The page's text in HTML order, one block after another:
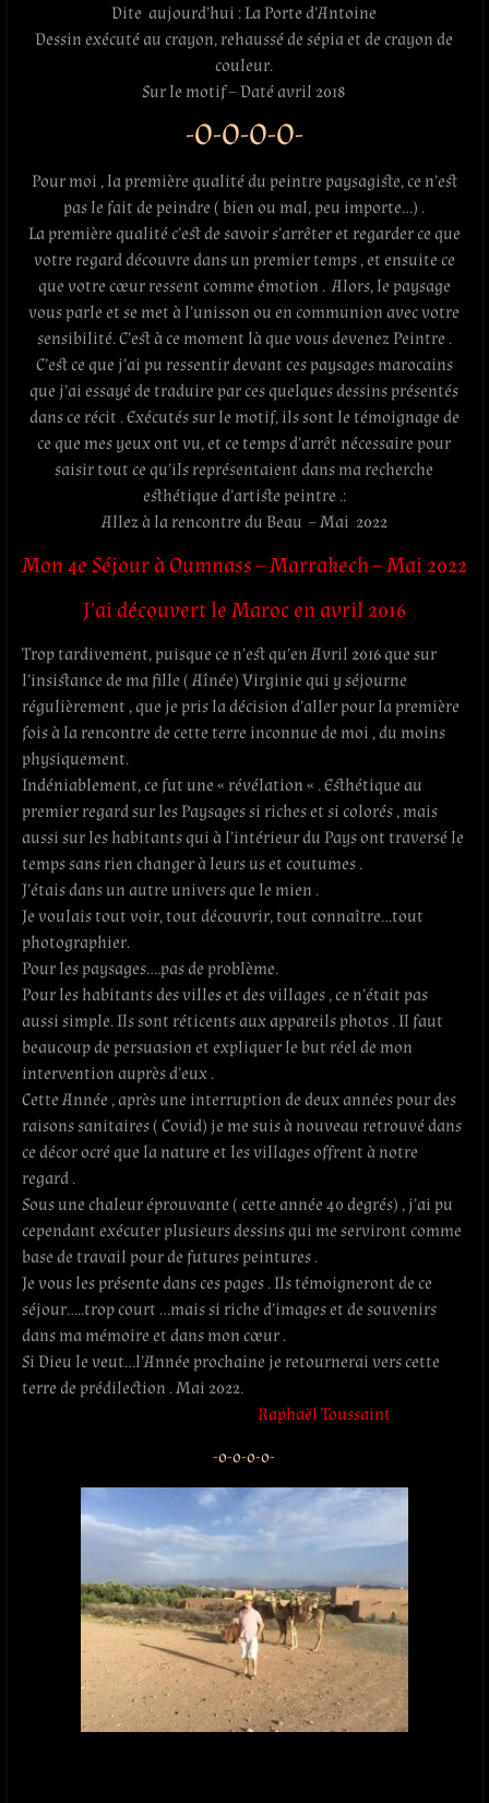
Dite aujourd’hui : La Porte d’Antoine
Dessin exécuté au crayon, rehaussé de sépia et de crayon de
couleur.
Sur le motif – Daté avril 2018
-O-O-O-O-
Pour moi , la première qualité du peintre paysagiste, ce n’est
pas le fait de peindre ( bien ou mal, peu importe…) .
La première qualité c’est de savoir s’arrêter et regarder ce que
votre regard découvre dans un premier temps , et ensuite ce
que votre cœur ressent comme émotion . Alors, le paysage
vous parle et se met à l’unisson ou en communion avec votre
sensibilité. C’est à ce moment là que vous devenez Peintre .
C’est ce que j’ai pu ressentir devant ces paysages marocains
que j’ai essayé de traduire par ces quelques dessins présentés
dans ce récit . Exécutés sur le motif, ils sont le témoignage de
ce que mes yeux ont vu, et ce temps d’arrêt nécessaire pour
saisir tout ce qu’ils représentaient dans ma recherche
esthétique d’artiste peintre .:
Allez à la rencontre du Beau – Mai 2022
Mon 4e Séjour à Oumnass – Marrakech – Mai 2022
J’ai découvert le Maroc en avril 2016
Trop tardivement, puisque ce n’est qu’en Avril 2016 que sur
l’insistance de ma fille ( Aînée) Virginie qui y séjourne
régulièrement , que je pris la décision d’aller pour la première
fois à la rencontre de cette terre inconnue de moi , du moins
physiquement.
Indéniablement, ce fut une « révélation « . Esthétique au
premier regard sur les Paysages si riches et si colorés , mais
aussi sur les habitants qui à l’intérieur du Pays ont traversé le
temps sans rien changer à leurs us et coutumes .
J’étais dans un autre univers que le mien .
Je voulais tout voir, tout découvrir, tout connaître…tout
photographier.
Pour les paysages….pas de problème.
Pour les habitants des villes et des villages , ce n’était pas
aussi simple. Ils sont réticents aux appareils photos . Il faut
beaucoup de persuasion et expliquer le but réel de mon
intervention auprès d’eux .
Cette Année , après une interruption de deux années pour des
raisons sanitaires ( Covid) je me suis à nouveau retrouvé dans
ce décor ocré que la nature et les villages offrent à notre
regard .
Sous une chaleur éprouvante ( cette année 40 degrés) , j’ai pu
cependant exécuter plusieurs dessins qui me serviront comme
base de travail pour de futures peintures .
Je vous les présente dans ces pages . Ils témoigneront de ce
séjour…..trop court …mais si riche d’images et de souvenirs
dans ma mémoire et dans mon cœur .
Si Dieu le veut…l’Année prochaine je retournerai vers cette
terre de prédilection . Mai 2022.
Raphaël Toussaint
-o-o-o-o-